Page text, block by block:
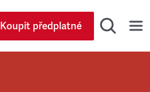
Koupit předplatné